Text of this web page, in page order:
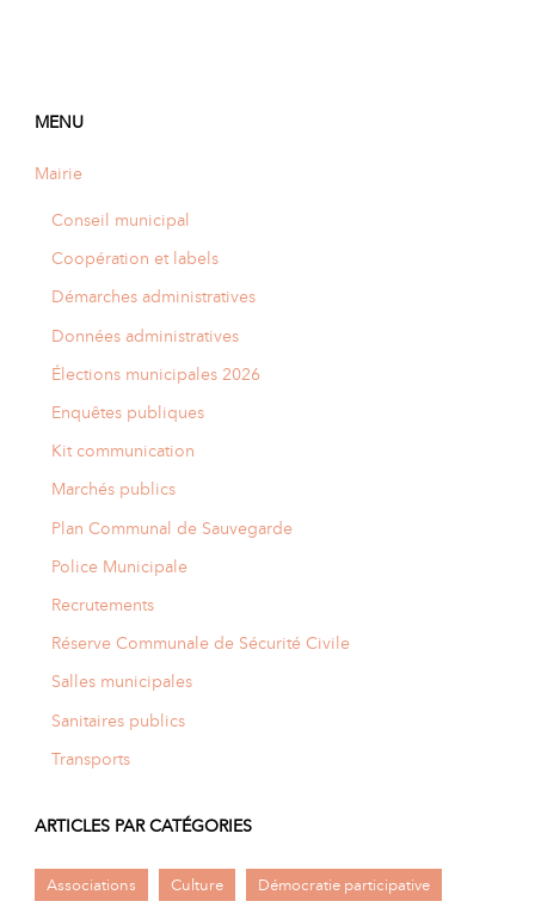
MENU
Mairie
Conseil municipal
Coopération et labels
Démarches administratives
Données administratives
Élections municipales 2026
Enquêtes publiques
Kit communication
Marchés publics
Plan Communal de Sauvegarde
Police Municipale
Recrutements
Réserve Communale de Sécurité Civile
Salles municipales
Sanitaires publics
Transports
ARTICLES PAR CATÉGORIES
Associations Culture Démocratie participative